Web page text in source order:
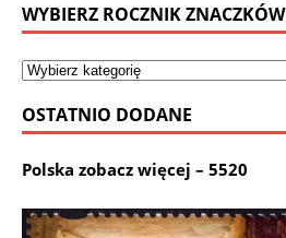
WYBIERZ ROCZNIK ZNACZKÓW
OSTATNIO DODANE
Polska zobacz więcej – 5520